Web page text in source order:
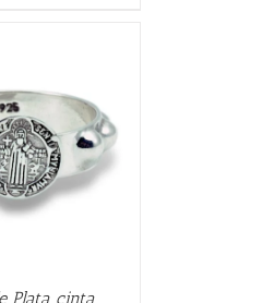
Plata cinta